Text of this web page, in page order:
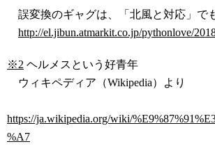
誤変換のギャグは、「北風と対応」で
http://el.jibun.atmarkit.co.jp/pythonlove/
※2 ヘルメスという好青年
ウィキペディア（Wikipedia）より
https://ja.wikipedia.org/wiki/
%A7